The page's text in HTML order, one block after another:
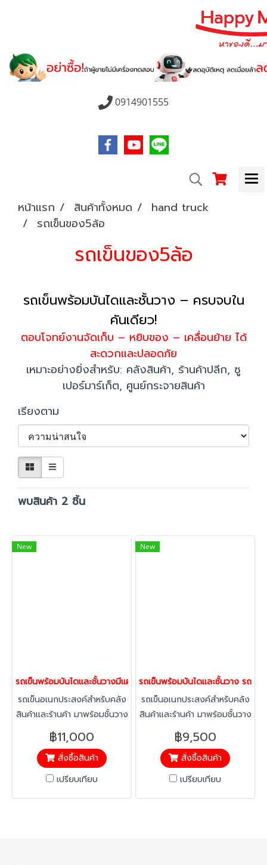
0914901555
หน้าแรก สินค้าทั้งหมด
hand truck
รถเข็นของ5ล้อ
รถเข็นของ5ล้อ
รถเข็นพร้อมบันไดและชั้นวาง – ครบจบใน
คันเดียว!
ตอบโจทย์งานจัดเก็บ – หยิบของ – เคลื่อนย้าย ได้
สะดวกและปลอดภัย
เหมาะอย่างยิ่งสำหรับ: คลังสินค้า, ร้านค้าปลีก, ซู
เปอร์มาร์เก็ต, ศูนย์กระจายสินค้า
เรียงตาม
พบสินค้า 2 ชิ้น
New
รถเข็นพร้อมบันไดและชั้นวางมีแผงปิด3ด้าน รถเข็นอเนกประสงค์ ล้อห
รถเข็นอเนกประสงค์สำหรับคลัง
สินค้าและร้านค้า มาพร้อมชั้นวาง
4 ระดับ บันไดพับ ล้อหมุนได้
360 องศา เคลื่อนย้ายสะดวก
แข็งแรง คุ้มค่า ใช้งานได้จริง
฿11,000
สั่งซื้อสินค้า
เปรียบเทียบ
New
รถเข็นพร้อมบันไดและชั้นวาง รถเข็
รถเข็นอเนกประสงค์สำหรับคลัง
สินค้าและร้านค้า มาพร้อมชั้นวาง
4 ระดับ บันไดพับ ล้อหมุนได้
360 องศา เคลื่อนย้ายสะดวก
แข็งแรง คุ้มค่า ใช้งานได้จริง
฿9,500
สั่งซื้อสินค้า
เปรียบเทียบ